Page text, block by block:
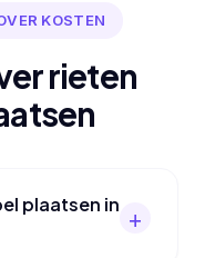
KOSTEN
rieten
plaatsen in